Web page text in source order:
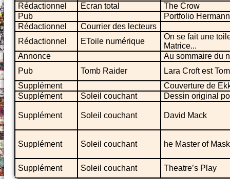
Rédactionnel
Ecran total
The Crow
Pub
Portfolio
Rédactionnel
Courrier des lecteurs
Rédactionnel
EToile numérique
On se fait une
Matrice...
Annonce
Au sommaire du
Pub
Tomb Raider
Lara Croft est
Supplément
Couverture de
Supplément
Soleil couchant Dessin original
Supplément Soleil couchant David Mack
Supplément Soleil couchant he Master of
Supplément Soleil couchant Theatre’s Play